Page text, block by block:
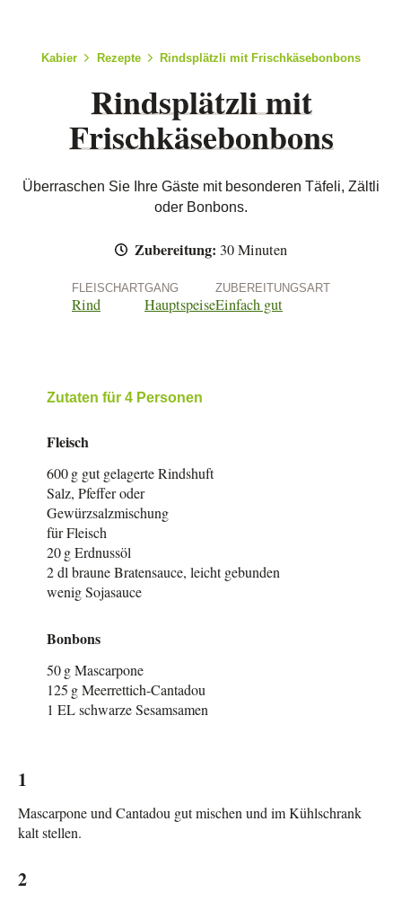
Kabier Rezepte Rindsplätzli mit Frischkäsebonbons
Rindsplätzli mit
Frischkäsebonbons
Überraschen Sie Ihre Gäste mit besonderen Täfeli, Zältli
oder Bonbons.
Zubereitung: 30 Minuten
FLEISCHART
Rind
GANG
Hauptspeise
ZUBEREITUNGSART
Einfach gut
Zutaten für 4 Personen
Fleisch
600 g gut gelagerte Rindshuft
Salz, Pfeffer oder
Gewürzsalzmischung
für Fleisch
20 g Erdnussöl
2 dl braune Bratensauce, leicht gebunden
wenig Sojasauce
Bonbons
50 g Mascarpone
125 g Meerrettich-Cantadou
1 EL schwarze Sesamsamen
Arbeitsschritte
1
Mascarpone und Cantadou gut mischen und im Kühlschrank
kalt stellen.
2